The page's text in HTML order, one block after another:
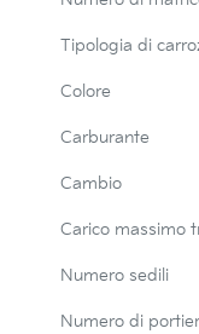
Tipologia di
Colore
Carburante
Cambio
Carico massimo
Numero sedili
Numero di